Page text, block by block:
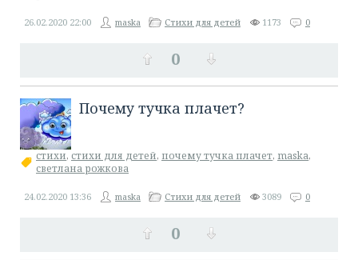
0
26.02.2020 22:00 maska Стихи для детей 1173 0
Почему тучка плачет?
стихи, стихи для детей, почему тучка плачет, maska,
светлана рожкова
0
24.02.2020 13:36 maska Стихи для детей 3089 0